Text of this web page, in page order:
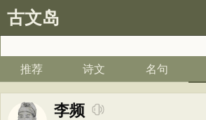
古文岛
推荐 诗文 名句
李频